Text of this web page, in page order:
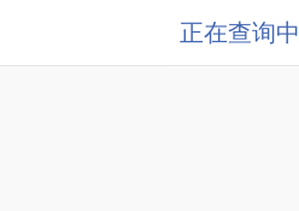
正在查询中